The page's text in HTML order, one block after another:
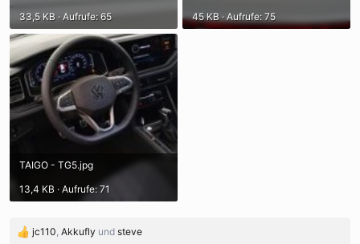
33,5 KB · Aufrufe: 65
45 KB · Aufrufe: 75
TAIGO - TG5.jpg
13,4 KB · Aufrufe: 71
R
jc110 Akkufly und steve